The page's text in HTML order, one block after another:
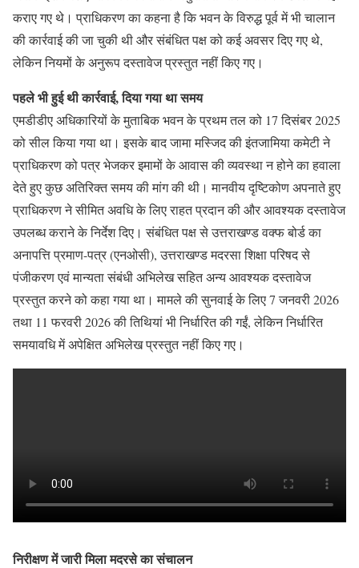
कराए गए थे। प्राधिकरण का कहना है कि भवन के विरुद्ध पूर्व में भी चालान
की कार्रवाई की जा चुकी थी और संबंधित पक्ष को कई अवसर दिए गए थे,
लेकिन नियमों के अनुरूप दस्तावेज प्रस्तुत नहीं किए गए।
पहले भी हुई थी कार्रवाई, दिया गया था समय
एमडीडीए अधिकारियों के मुताबिक भवन के प्रथम तल को 17 दिसंबर 2025
को सील किया गया था। इसके बाद जामा मस्जिद की इंतजामिया कमेटी ने
प्राधिकरण को पत्र भेजकर इमामों के आवास की व्यवस्था न होने का हवाला
देते हुए कुछ अतिरिक्त समय की मांग की थी। मानवीय दृष्टिकोण अपनाते हुए
प्राधिकरण ने सीमित अवधि के लिए राहत प्रदान की और आवश्यक दस्तावेज
उपलब्ध कराने के निर्देश दिए। संबंधित पक्ष से उत्तराखण्ड वक्फ बोर्ड का
अनापत्ति प्रमाण-पत्र (एनओसी), उत्तराखण्ड मदरसा शिक्षा परिषद से
पंजीकरण एवं मान्यता संबंधी अभिलेख सहित अन्य आवश्यक दस्तावेज
प्रस्तुत करने को कहा गया था। मामले की सुनवाई के लिए 7 जनवरी 2026
तथा 11 फरवरी 2026 की तिथियां भी निर्धारित की गईं, लेकिन निर्धारित
समयावधि में अपेक्षित अभिलेख प्रस्तुत नहीं किए गए।
निरीक्षण में जारी मिला मदरसे का संचालन